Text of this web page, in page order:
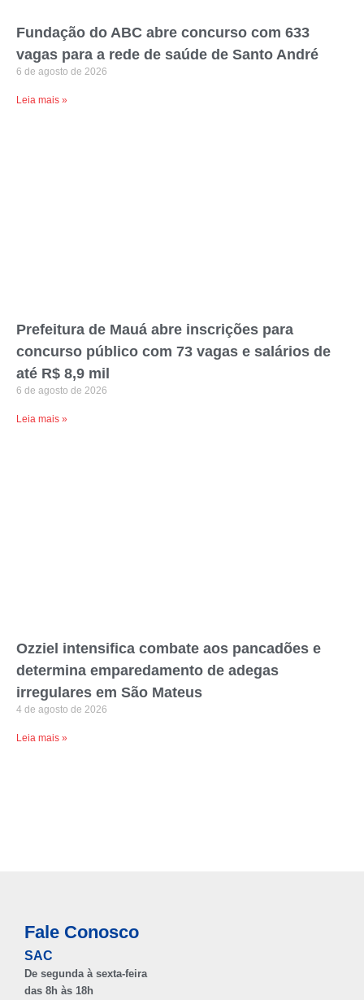
Fundação do ABC abre concurso com 633
vagas para a rede de saúde de Santo André
6 de agosto de 2026
Leia mais »
Prefeitura de Mauá abre inscrições para
concurso público com 73 vagas e salários de
até R$ 8,9 mil
6 de agosto de 2026
Leia mais »
Ozziel intensifica combate aos pancadões e
determina emparedamento de adegas
irregulares em São Mateus
4 de agosto de 2026
Leia mais »
Fale Conosco
SAC
De segunda à sexta-feira
das 8h às 18h